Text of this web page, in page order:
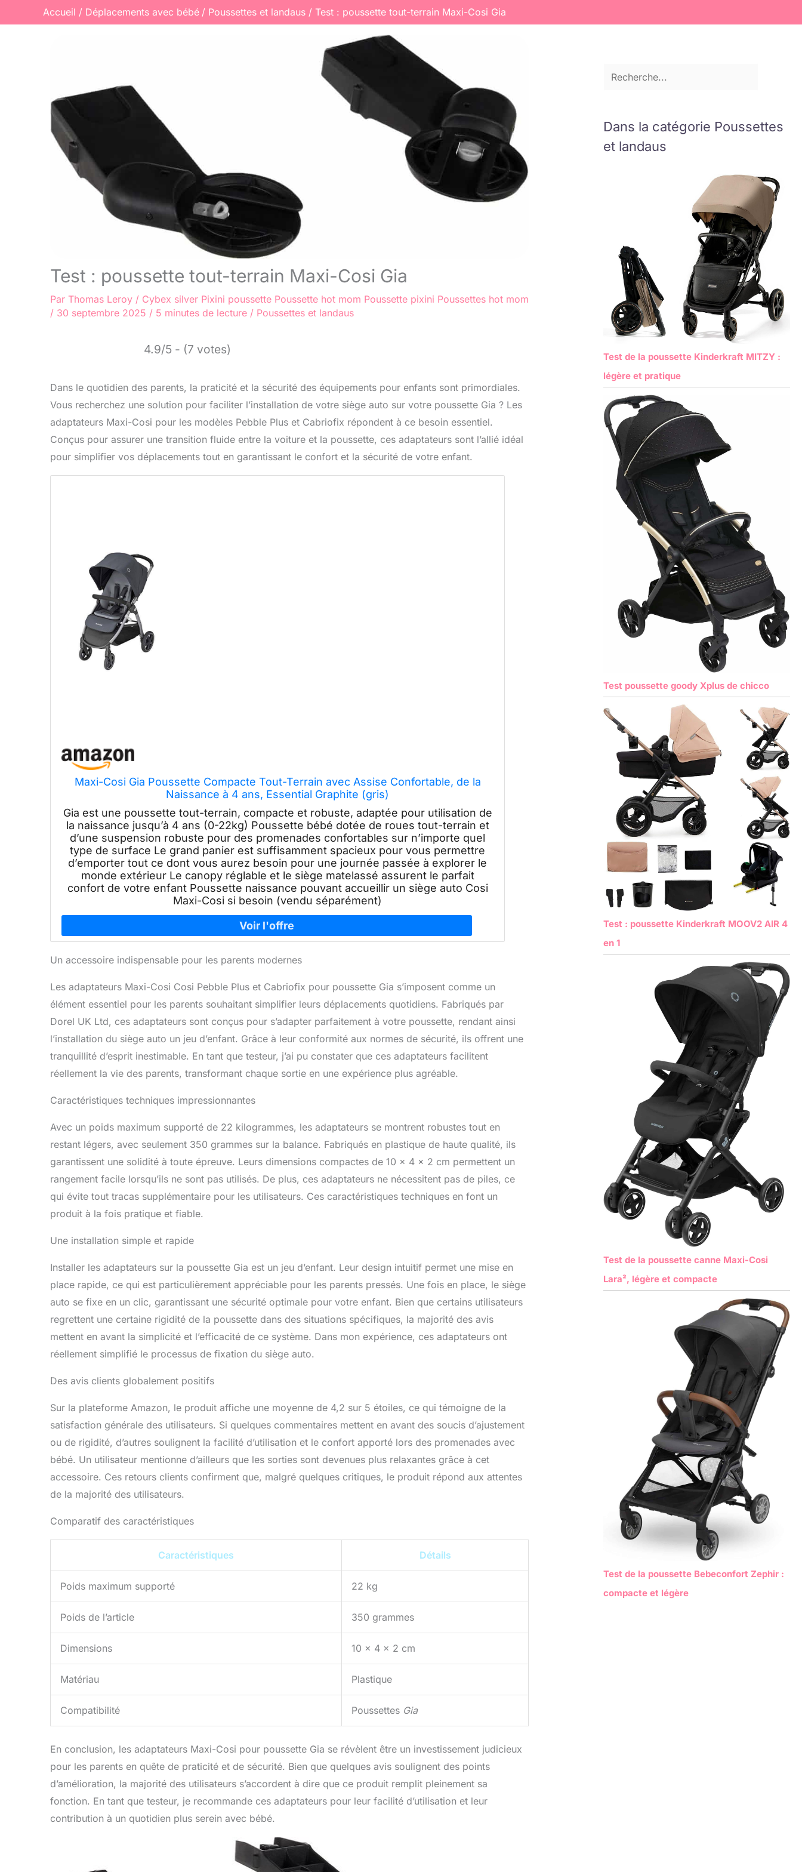
Accueil Déplacements avec bébé Poussettes et landaus Test : poussette tout-terrain Maxi-Cosi Gia
Test : poussette tout-terrain Maxi-Cosi Gia
Par Thomas Leroy / Cybex silver Pixini poussette Poussette hot mom Poussette pixini Poussettes hot mom
/ 30 septembre 2025 / 5 minutes de lecture / Poussettes et landaus
4.9/5 - (7 votes)
Dans le quotidien des parents, la praticité et la sécurité des équipements pour enfants sont primordiales.
Vous recherchez une solution pour faciliter l’installation de votre siège auto sur votre poussette Gia ? Les
adaptateurs Maxi-Cosi pour les modèles Pebble Plus et Cabriofix répondent à ce besoin essentiel.
Conçus pour assurer une transition fluide entre la voiture et la poussette, ces adaptateurs sont l’allié idéal
pour simplifier vos déplacements tout en garantissant le confort et la sécurité de votre enfant.
Maxi-Cosi Gia Poussette Compacte Tout-Terrain avec Assise Confortable, de la
Naissance à 4 ans, Essential Graphite (gris)
Gia est une poussette tout-terrain, compacte et robuste, adaptée pour utilisation de
la naissance jusqu’à 4 ans (0-22kg) Poussette bébé dotée de roues tout-terrain et
d’une suspension robuste pour des promenades confortables sur n’importe quel
type de surface Le grand panier est suffisamment spacieux pour vous permettre
d’emporter tout ce dont vous aurez besoin pour une journée passée à explorer le
monde extérieur Le canopy réglable et le siège matelassé assurent le parfait
confort de votre enfant Poussette naissance pouvant accueillir un siège auto Cosi
Maxi-Cosi si besoin (vendu séparément)
Un accessoire indispensable pour les parents modernes
Les adaptateurs Maxi-Cosi Cosi Pebble Plus et Cabriofix pour poussette Gia s’imposent comme un
élément essentiel pour les parents souhaitant simplifier leurs déplacements quotidiens. Fabriqués par
Dorel UK Ltd, ces adaptateurs sont conçus pour s’adapter parfaitement à votre poussette, rendant ainsi
l’installation du siège auto un jeu d’enfant. Grâce à leur conformité aux normes de sécurité, ils offrent une
tranquillité d’esprit inestimable. En tant que testeur, j’ai pu constater que ces adaptateurs facilitent
réellement la vie des parents, transformant chaque sortie en une expérience plus agréable.
Caractéristiques techniques impressionnantes
Avec un poids maximum supporté de 22 kilogrammes, les adaptateurs se montrent robustes tout en
restant légers, avec seulement 350 grammes sur la balance. Fabriqués en plastique de haute qualité, ils
garantissent une solidité à toute épreuve. Leurs dimensions compactes de 10 x 4 x 2 cm permettent un
rangement facile lorsqu’ils ne sont pas utilisés. De plus, ces adaptateurs ne nécessitent pas de piles, ce
qui évite tout tracas supplémentaire pour les utilisateurs. Ces caractéristiques techniques en font un
produit à la fois pratique et fiable.
Une installation simple et rapide
Installer les adaptateurs sur la poussette Gia est un jeu d’enfant. Leur design intuitif permet une mise en
place rapide, ce qui est particulièrement appréciable pour les parents pressés. Une fois en place, le siège
auto se fixe en un clic, garantissant une sécurité optimale pour votre enfant. Bien que certains utilisateurs
regrettent une certaine rigidité de la poussette dans des situations spécifiques, la majorité des avis
mettent en avant la simplicité et l’efficacité de ce système. Dans mon expérience, ces adaptateurs ont
réellement simplifié le processus de fixation du siège auto.
Des avis clients globalement positifs
Sur la plateforme Amazon, le produit affiche une moyenne de 4,2 sur 5 étoiles, ce qui témoigne de la
satisfaction générale des utilisateurs. Si quelques commentaires mettent en avant des soucis d’ajustement
ou de rigidité, d’autres soulignent la facilité d’utilisation et le confort apporté lors des promenades avec
bébé. Un utilisateur mentionne d’ailleurs que les sorties sont devenues plus relaxantes grâce à cet
accessoire. Ces retours clients confirment que, malgré quelques critiques, le produit répond aux attentes
de la majorité des utilisateurs.
Comparatif des caractéristiques
Caractéristiques Détails
Poids maximum supporté 22 kg
Poids de l’article 350 grammes
Dimensions 10 x 4 x 2 cm
Matériau Plastique
Compatibilité Poussettes Gia
En conclusion, les adaptateurs Maxi-Cosi pour poussette Gia se révèlent être un investissement judicieux
pour les parents en quête de praticité et de sécurité. Bien que quelques avis soulignent des points
d’amélioration, la majorité des utilisateurs s’accordent à dire que ce produit remplit pleinement sa
fonction. En tant que testeur, je recommande ces adaptateurs pour leur facilité d’utilisation et leur
contribution à un quotidien plus serein avec bébé.
Dans la catégorie Poussettes
et landaus
Test de la poussette Kinderkraft MITZY :
légère et pratique
Test poussette goody Xplus de chicco
Test : poussette Kinderkraft MOOV2 AIR 4
en 1
Test de la poussette canne Maxi-Cosi
Lara², légère et compacte
Test de la poussette Bebeconfort Zephir :
compacte et légère